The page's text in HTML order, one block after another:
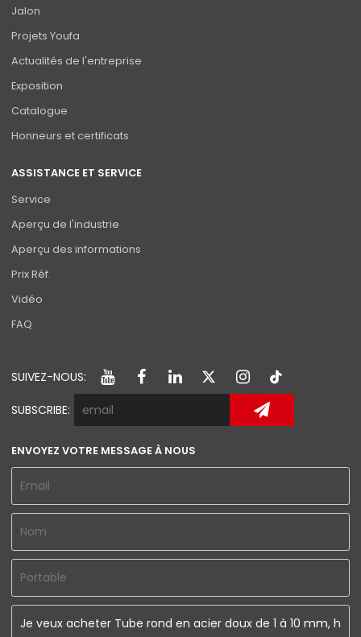
Jalon
Projets Youfa
Actualités de l'entreprise
Exposition
Catalogue
Honneurs et certificats
ASSISTANCE ET SERVICE
Service
Aperçu de l'industrie
Aperçu des informations
Prix Réf.
Vidéo
FAQ
SUIVEZ-NOUS:
SUBSCRIBE:
ENVOYEZ VOTRE MESSAGE À NOUS